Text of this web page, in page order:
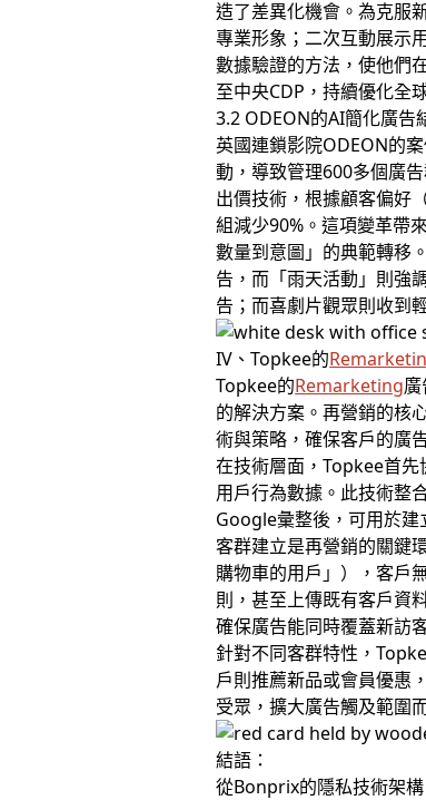
造了差異化機會。為克服
專業形象；二次互動展示
數據驗證的方法，使他們
至中央CDP，持續優化全
3.2 ODEON的AI簡化廣告
英國連鎖影院ODEON的
動，導致管理600多個廣
出價技術，根據顧客偏好
組減少90%。這項變革帶
數量到意圖」的典範轉移
告，而「雨天活動」則強
告；而喜劇片觀眾則收到
IV、Topkee的
Topkee的Remarketing
的解決方案。再營銷的核
術與策略，確保客戶的廣
在技術層面，Topkee首
用戶行為數據。此技術整
Google彙整後，可用於建
客群建立是再營銷的關鍵
購物車的用戶」），客戶
則，甚至上傳既有客戶資
確保廣告能同時覆蓋新訪
針對不同客群特性，
戶則推薦新品或會員優惠
受眾，擴大廣告觸及範圍
結語：
從Bonprix的隱私技術架